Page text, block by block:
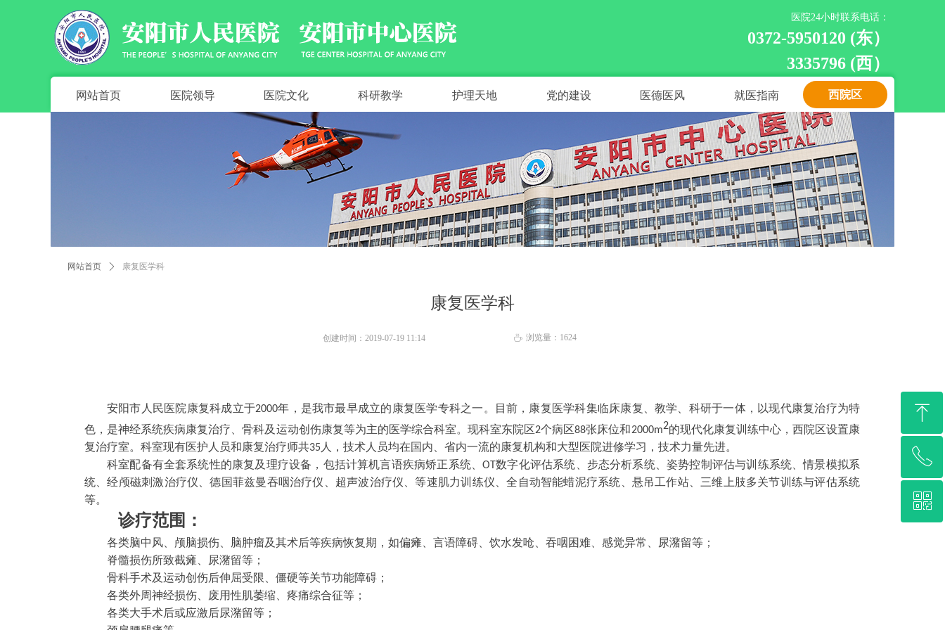
医院24小时联系电话：
0372-5950120 (东）
3335796 (西）
西院区
网站首页 医院领导 医院文化 科研教学 护理天地 党的建设 医德医风 就医指南
康复医学科
网站首页 ꄲ 康复医学科
安阳市人民医院康复科成立于2000年，是我市最早成立的康复医学专科之一。目前，康复医学科集临床康复、教学、科研于一体，以现代康复治疗为特
色，是神经系统疾病康复治疗、骨科及运动创伤康复等为主的医学综合科室。现科室东院区2个病区88张床位和2000m2的现代化康复训练中心，西院区设置康
复治疗室。科室现有医护人员和康复治疗师共35人，技术人员均在国内、省内一流的康复机构和大型医院进修学习，技术力量先进。
科室配备有全套系统性的康复及理疗设备，包括计算机言语疾病矫正系统、OT数字化评估系统、步态分析系统、姿势控制评估与训练系统、情景模拟系
统、经颅磁刺激治疗仪、德国菲兹曼吞咽治疗仪、超声波治疗仪、等速肌力训练仪、全自动智能蜡泥疗系统、悬吊工作站、三维上肢多关节训练与评估系统
等。
诊疗范围：
各类脑中风、颅脑损伤、脑肿瘤及其术后等疾病恢复期，如偏瘫、
言语障碍、饮水发呛、吞咽困难、感觉异常、尿潴留等；
脊髓损伤所致截瘫、尿潴留等；
骨科手术及运动创伤后伸屈受限、僵硬等关节功能障碍；
各类外周神经损伤、废用性肌萎缩、疼痛综合征等；
各类大手术后或应激后尿潴留等；
创建时间： 2019-07-19 11:14 ꄘ 浏览量： 1624
ꁸ
回到顶部
ꂅ
0372-3335119
ꀥ